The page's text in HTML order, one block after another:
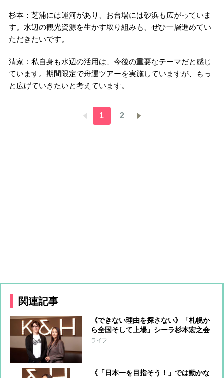
杉本：芝浦には運河があり、お台場には砂浜も広がっていま
す。水辺の観光資源を生かす取り組みも、ぜひ一層進めてい
ただきたいです。
清家：私自身も水辺の活用は、今後の重要なテーマだと感じ
ています。期間限定で舟運ツアーを実施していますが、もっ
と広げていきたいと考えています。
1 2
関連記事
《できない理由を探さない》「札幌か
ら全国そして上場」シーラ杉本宏之会
長がLOIVE代表・前川彩香さんに聞
ライフ
《「日本一を目指そう！」では動かな